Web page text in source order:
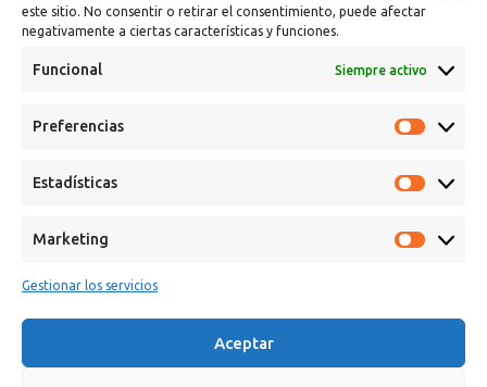
este sitio. No consentir o retirar el consentimiento, puede afectar
negativamente a ciertas características y funciones.
Funcional Siempre activo
Preferencias
Estadísticas
Marketing
Gestionar los servicios
Aceptar